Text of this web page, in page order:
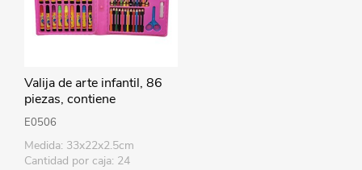
Valija de arte infantil, 86
piezas, contiene
marcadores, lápices,
crayolas, pasteles,
acuarelas, y varios
accesorios
E0506
Medida: 33x22x2.5cm
Cantidad por caja: 24